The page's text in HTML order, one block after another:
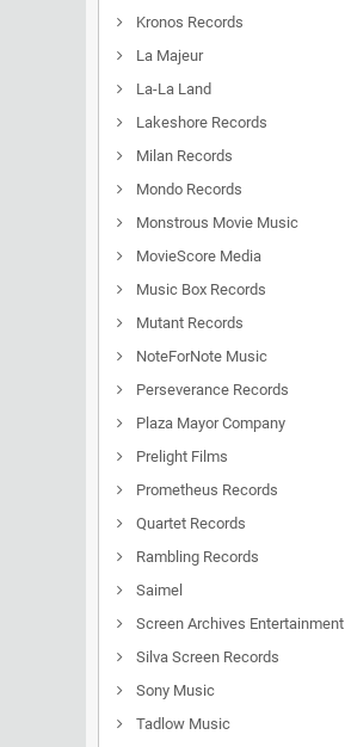
Kronos Records
La Majeur
La-La Land
Lakeshore Records
Milan Records
Mondo Records
Monstrous Movie Music
MovieScore Media
Music Box Records
Mutant Records
NoteForNote Music
Perseverance Records
Plaza Mayor Company
Prelight Films
Prometheus Records
Quartet Records
Rambling Records
Saimel
Screen Archives Entertainment
Silva Screen Records
Sony Music
Tadlow Music